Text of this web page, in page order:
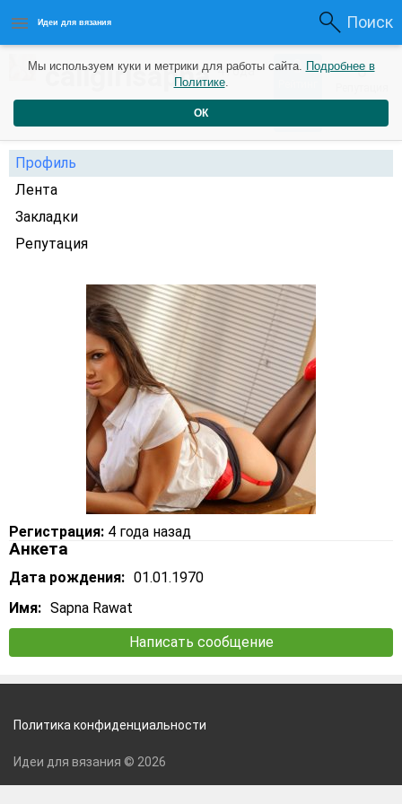
Идеи для вязания Поиск
callgirlsapna4 года 0 0
Профиль
Лента
Закладки
Репутация
Регистрация: 4 года назад
Анкета
Дата рождения: 01.01.1970
Имя: Sapna Rawat
Написать сообщение
Мы используем куки и метрики для работы сайта. Подробнее в
Политике.
ОК
Политика конфиденциальности
Идеи для вязания © 2026